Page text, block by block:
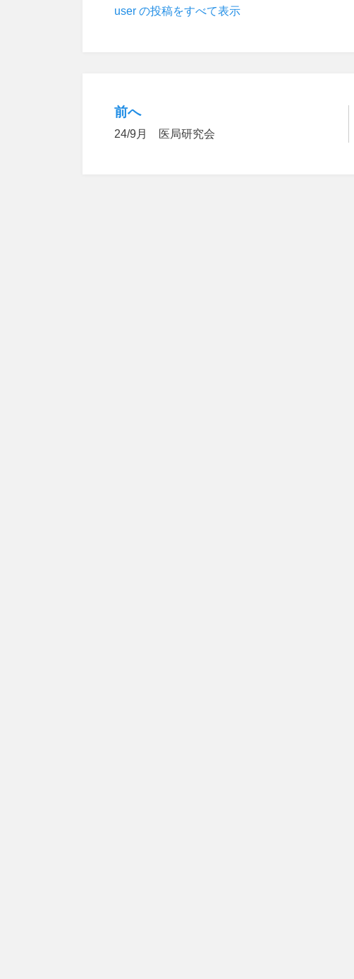
user の投稿をすべて表示
投
稿
前へ
24/9月 医局研究会